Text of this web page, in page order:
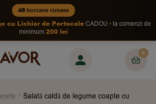
48borcane rămase
cu Lichior de PortocaleCADOU
la comenzi de
minimum200 lei
0
Salată caldă de legume coapte cu